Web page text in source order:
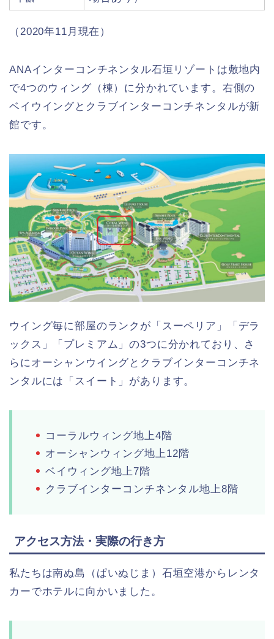
（2020年11月現在）
ANAインターコンチネンタル石垣リゾートは敷地内
で4つのウィング（棟）に分かれています。右側の
ベイウイングとクラブインターコンチネンタルが新
館です。
ウイング毎に部屋のランクが「スーペリア」「デラ
ックス」「プレミアム」の3つに分かれており、さ
らにオーシャンウイングとクラブインターコンチネ
ンタルには「スイート」があります。
コーラルウィング地上4階
オーシャンウィング地上12階
ベイウィング地上7階
クラブインターコンチネンタル地上8階
アクセス方法・実際の行き方
私たちは南ぬ島（ぱいぬじま）石垣空港からレンタ
カーでホテルに向かいました。